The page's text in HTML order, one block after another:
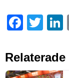
FacebookTwitter